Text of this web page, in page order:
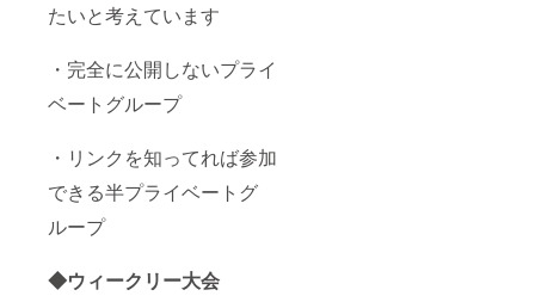
たいと考えています
・完全に公開しないプライ
ベートグループ
・リンクを知ってれば参加
できる半プライベートグ
ループ
◆ウィークリー大会